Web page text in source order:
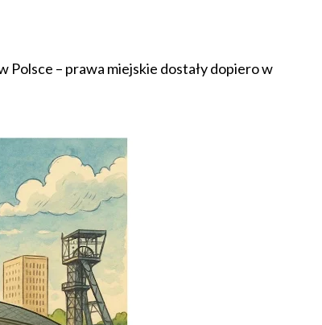
Polsce – prawa miejskie dostały dopiero w